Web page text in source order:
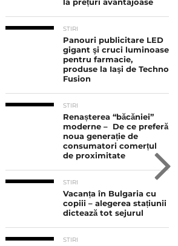
la prețuri avantajoase
STIRI
Panouri publicitare LED
gigant şi cruci luminoase
pentru farmacie,
produse la Iaşi de Techno
Fusion
STIRI
Renașterea “băcăniei”
moderne – De ce preferă
noua generație de
consumatori comerțul
de proximitate
STIRI
Vacanța în Bulgaria cu
copiii – alegerea stațiunii
dictează tot sejurul
STIRI